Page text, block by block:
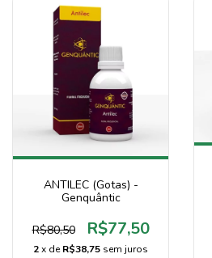
ANTILEC (Gotas) -
Genquântic
R$80,50 R$77,50
2x deR$38,75 sem juros